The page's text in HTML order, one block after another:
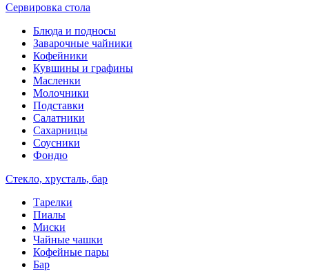
Сервировка стола
Блюда и подносы
Заварочные чайники
Кофейники
Кувшины и графины
Масленки
Молочники
Подставки
Салатники
Сахарницы
Соусники
Фондю
Стекло, хрусталь, бар
Тарелки
Пиалы
Миски
Чайные чашки
Кофейные пары
Бар